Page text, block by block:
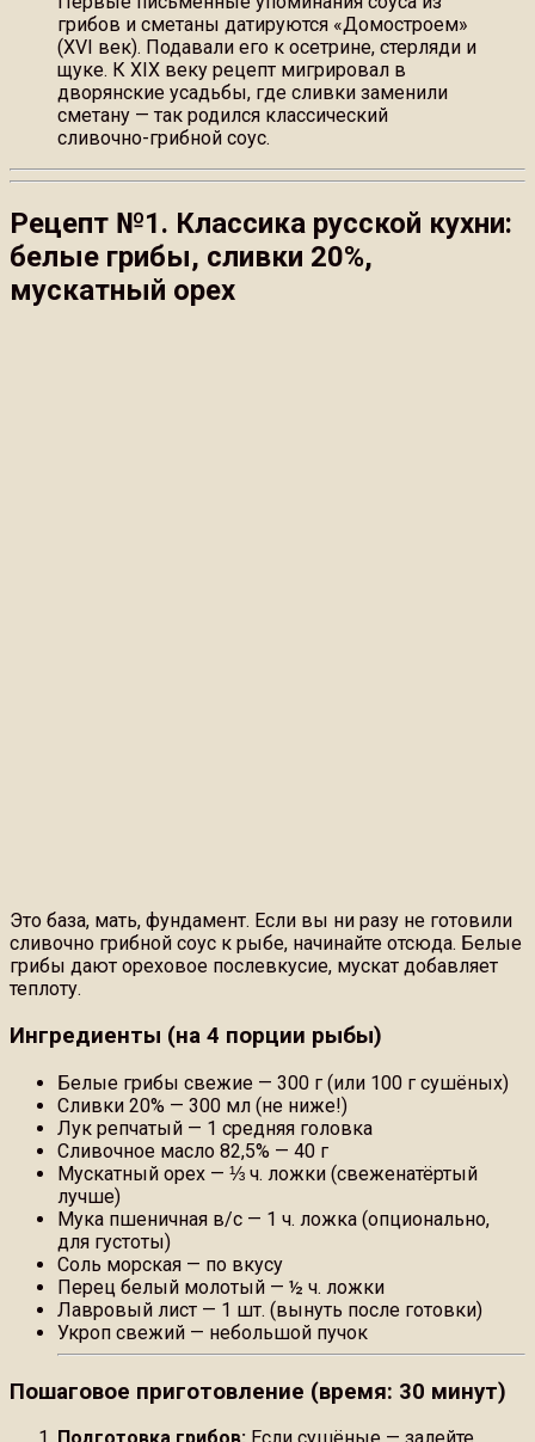
грибов и сметаны датируются «Домостроем»
(XVI век). Подавали его к осетрине, стерляди и
щуке. К XIX веку рецепт мигрировал в
дворянские усадьбы, где сливки заменили
сметану — так родился классический
сливочно-грибной соус.
Рецепт №1. Классика русской кухни:
белые грибы, сливки 20%,
мускатный орех
Это база, мать, фундамент. Если вы ни разу не готовили
сливочно грибной соус к рыбе, начинайте отсюда. Белые
грибы дают ореховое послевкусие, мускат добавляет
теплоту.
Ингредиенты (на 4 порции рыбы)
Белые грибы свежие — 300 г (или 100 г сушёных)
Сливки 20% — 300 мл (не ниже!)
Лук репчатый — 1 средняя головка
Сливочное масло 82,5% — 40 г
Мускатный орех — ⅓ ч. ложки (свеженатёртый
лучше)
Мука пшеничная в/с — 1 ч. ложка (опционально,
для густоты)
Соль морская — по вкусу
Перец белый молотый — ½ ч. ложки
Лавровый лист — 1 шт. (вынуть после готовки)
Укроп свежий — небольшой пучок
Пошаговое приготовление (время: 30 минут)